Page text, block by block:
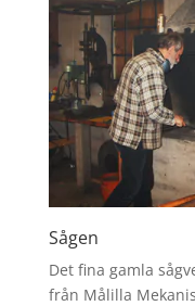
Sågen
Det fina gamla
från Målilla